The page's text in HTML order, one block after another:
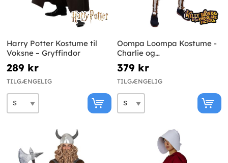
Harry Potter Kostume til
Voksne – Gryffindor
289 kr
TILGÆNGELIG
Oompa Loompa Kostume -
Charlie og
Chokoladefabrikken
379 kr
TILGÆNGELIG